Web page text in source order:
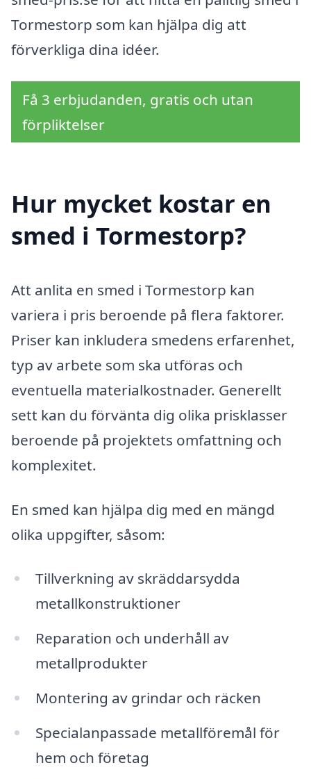
Tormestorp som kan hjälpa dig att
förverkliga dina idéer.
Få 3 erbjudanden, gratis och utan
förpliktelser
Hur mycket kostar en
smed i Tormestorp?
Att anlita en smed i Tormestorp kan
variera i pris beroende på flera faktorer.
Priser kan inkludera smedens erfarenhet,
typ av arbete som ska utföras och
eventuella materialkostnader. Generellt
sett kan du förvänta dig olika prisklasser
beroende på projektets omfattning och
komplexitet.
En smed kan hjälpa dig med en mängd
olika uppgifter, såsom:
Tillverkning av skräddarsydda
metallkonstruktioner
Reparation och underhåll av
metallprodukter
Montering av grindar och räcken
Specialanpassade metallföremål för
hem och företag